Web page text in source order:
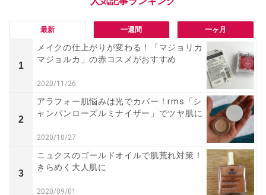
最新 一週間 一ヶ月
1
メイクの仕上がりが変わる！「マジョリカ
マジョルカ」の赤コスメがおすすめ
2020/11/26
2
アラフォー肌悩みは光でカバー！rms「シ
ャンパンローズルミナイザー」でツヤ肌に
2020/10/27
3
ニュクスのゴールドオイルで肌荒れ対策！
きらめく大人肌に
2020/09/01